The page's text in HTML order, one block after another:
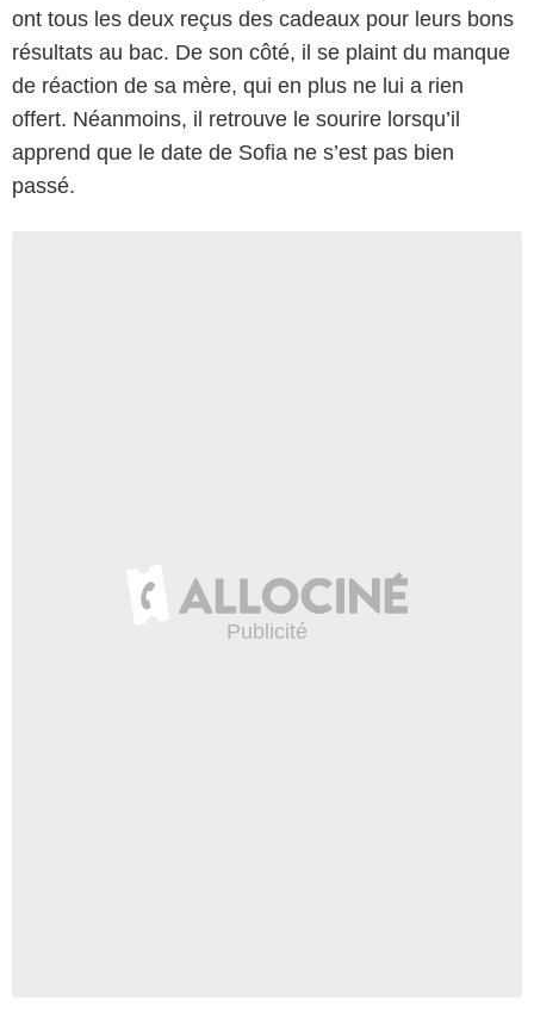
ont tous les deux reçus des cadeaux pour leurs bons
résultats au bac. De son côté, il se plaint du manque
de réaction de sa mère, qui en plus ne lui a rien
offert. Néanmoins, il retrouve le sourire lorsqu’il
apprend que le date de Sofia ne s’est pas bien
passé.